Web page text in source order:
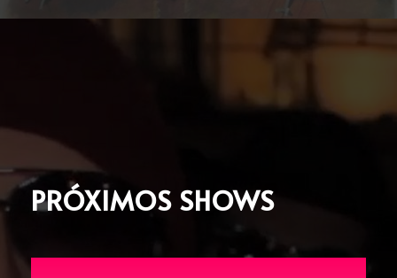
PRÓXIMOS SHOWS